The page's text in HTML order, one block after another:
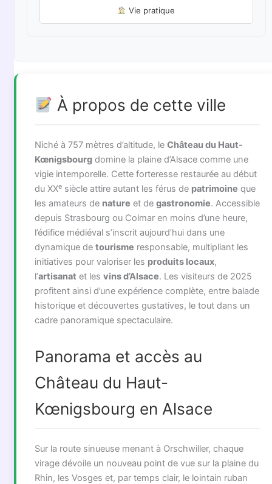
Vie pratique
À propos de cette ville
Niché à 757 mètres d’altitude, le Château du Haut-
Kœnigsbourgdomine la plaine d’Alsace comme une
vigie intemporelle. Cette forteresse restaurée au début
du XXesiècle attire autant les férus de patrimoine que
les amateurs de nature et de gastronomie. Accessible
depuis Strasbourg ou Colmar en moins d’une heure,
l’édifice médiéval s’inscrit aujourd’hui dans une
dynamique de tourisme responsable, multipliant les
initiatives pour valoriser les produits locaux,
l’artisanat et les vins d’Alsace. Les visiteurs de 2025
profitent ainsi d’une expérience complète, entre balade
historique et découvertes gustatives, le tout dans un
cadre panoramique spectaculaire.
Panorama et accès au
Château du Haut-
Kœnigsbourg en Alsace
Sur la route sinueuse menant à Orschwiller, chaque
virage dévoile un nouveau point de vue sur la plaine du
Rhin, les Vosges et, par temps clair, le lointain ruban